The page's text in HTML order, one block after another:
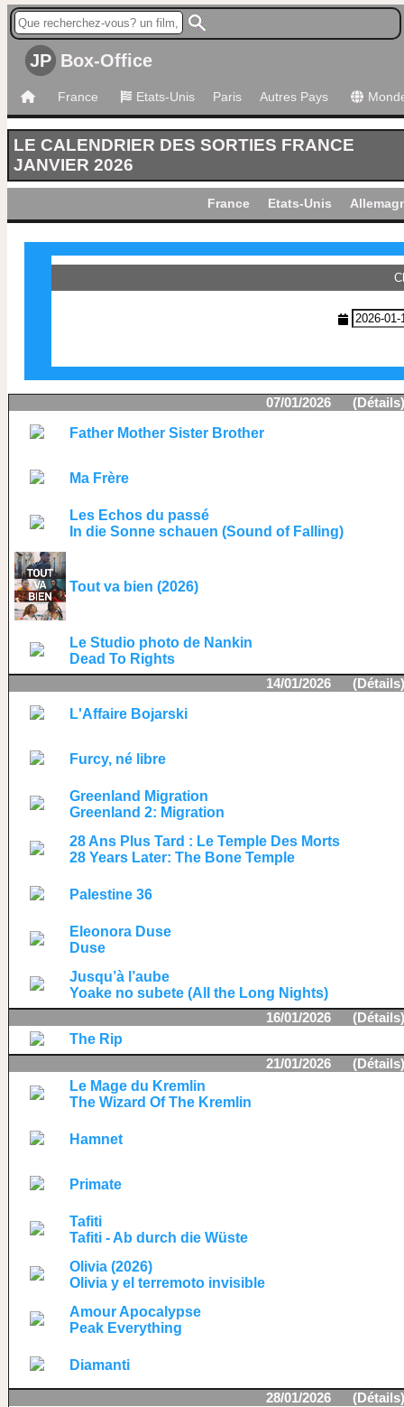
JP Box-Office
France Etats-Unis Paris Autres Pays
LE CALENDRIER DES SORTIES FRANCE
JANVIER 2026
France Etats-Unis
07/01/2026 (Détails)
Father Mother Sister Brother
Ma Frère
Les Echos du passé
In die Sonne schauen (Sound of Falling)
Tout va bien (2026)
Le Studio photo de Nankin
Dead To Rights
14/01/2026 (Détails)
L'Affaire Bojarski
Furcy, né libre
Greenland Migration
Greenland 2: Migration
28 Ans Plus Tard : Le Temple Des Morts
28 Years Later: The Bone Temple
Palestine 36
Eleonora Duse
Duse
Jusqu’à l’aube
Yoake no subete (All the Long Nights)
16/01/2026 (Détails)
The Rip
21/01/2026 (Détails)
Le Mage du Kremlin
The Wizard Of The Kremlin
Hamnet
Primate
Tafiti
Tafiti - Ab durch die Wüste
Olivia (2026)
Olivia y el terremoto invisible
Amour Apocalypse
Peak Everything
Diamanti
28/01/2026 (Détails)